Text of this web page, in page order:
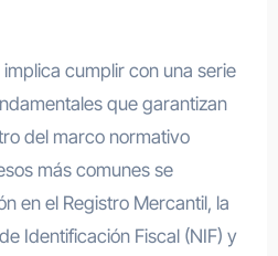
cumplir con una serie
que garantizan
del marco normativo
más comunes se
en el Registro Mercantil, la
Identificación Fiscal (NIF) y